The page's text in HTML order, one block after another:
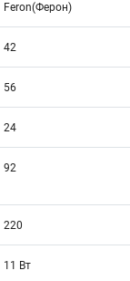
Feron(Ферон)
42
56
24
92
220
11 Вт